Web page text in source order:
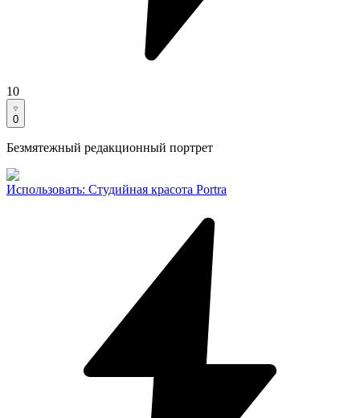
10
0
Безмятежный редакционный портрет
Использовать: Студийная красота Portra